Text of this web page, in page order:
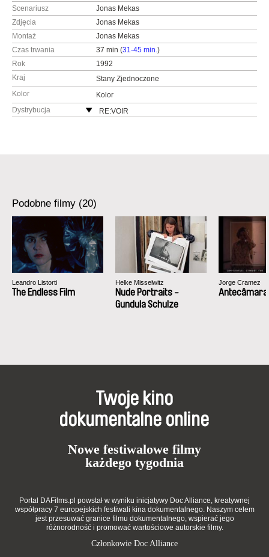
Scenariusz
Jonas Mekas
Zdjęcia
Jonas Mekas
Montaż
Jonas Mekas
Czas trwania
37 min (31-45 min.)
Rok
1992
Kraj
Stany Zjednoczone
Kolor
Kolor
Dystrybucja
RE:VOIR
Podobne filmy (20)
Leandro Listorti
The Endless Film
Helke Misselwitz
Nude Portraits -
Gundula Schulze
Jorge Cramez
Antecâmara
Twoje kino
dokumentalne online
Nowe festiwalowe filmy
każdego tygodnia
Portal DAFilms.pl powstał w wyniku inicjatywy Doc Alliance, kreatywnej
współpracy 7 europejskich festiwali kina dokumentalnego. Naszym celem
jest przesuwać granice filmu dokumentalnego, wspierać jego
różnorodność i promować wartościowe autorskie filmy.
Członkowie Doc Alliance